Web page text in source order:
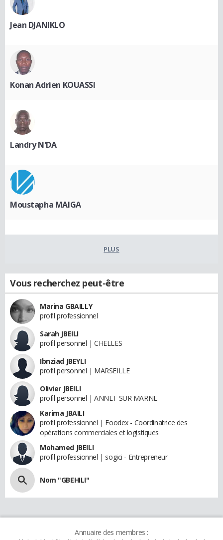
Jean DJANIKLO
Konan Adrien KOUASSI
Landry N'DA
Moustapha MAIGA
PLUS
Vous recherchez peut-être
Marina GBAILLY
profil professionnel
Sarah JBEILI
profil personnel | CHELLES
Ibnziad JBEYLI
profil personnel | MARSEILLE
Olivier JBEILI
profil personnel | ANNET SUR MARNE
Karima JBAILI
profil professionnel | Foodex - Coordinatrice des
opérations commerciales et logistiques
Mohamed JBEILI
profil professionnel | sogici - Entrepreneur
Nom "GBEHILI"
Annuaire des membres :